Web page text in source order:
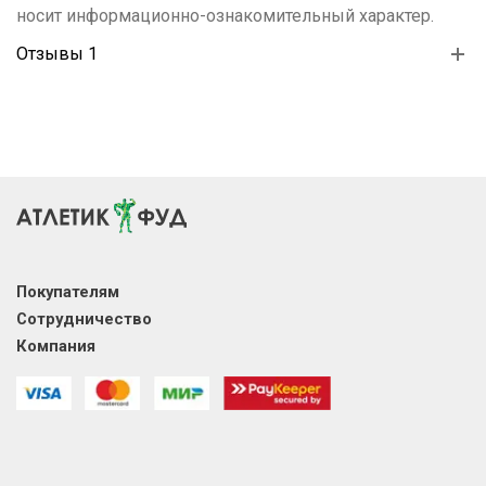
носит информационно-ознакомительный характер.
Отзывы 1
Покупателям
Сотрудничество
Компания